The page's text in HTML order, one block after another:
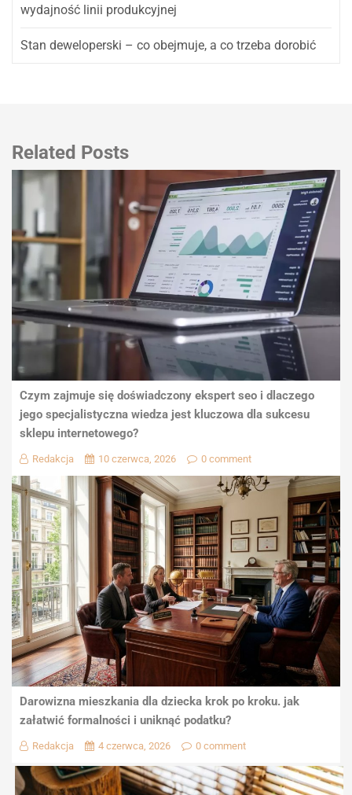
wydajność linii produkcyjnej
Stan deweloperski – co obejmuje, a co trzeba dorobić
Related Posts
Czym zajmuje się doświadczony ekspert seo i dlaczego
jego specjalistyczna wiedza jest kluczowa dla sukcesu
sklepu internetowego?
Redakcja 10 czerwca, 2026 0 comment
Darowizna mieszkania dla dziecka krok po kroku. jak
załatwić formalności i uniknąć podatku?
Redakcja 4 czerwca, 2026 0 comment